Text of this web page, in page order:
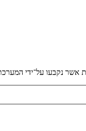
אשר נקבעו על־ידי